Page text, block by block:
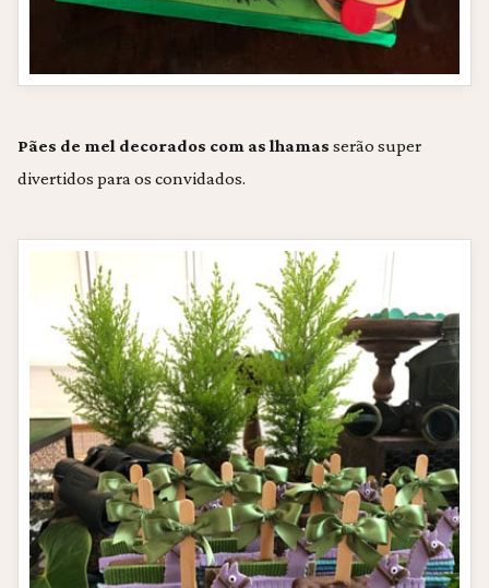
Pães de mel decorados com as lhamas serão super
divertidos para os convidados.